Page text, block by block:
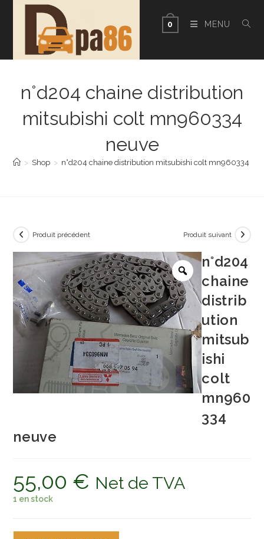
0 MENU
n°d204 chaine distribution
mitsubishi colt mn960334
neuve
> Shop > n°d204 chaine distribution mitsubishi colt mn960334
Produit précédent Produit suivant
n°d204
chaine
distrib
ution
mitsub
ishi
colt
mn960
334
neuve
55,00 € Net de TVA
1 en stock